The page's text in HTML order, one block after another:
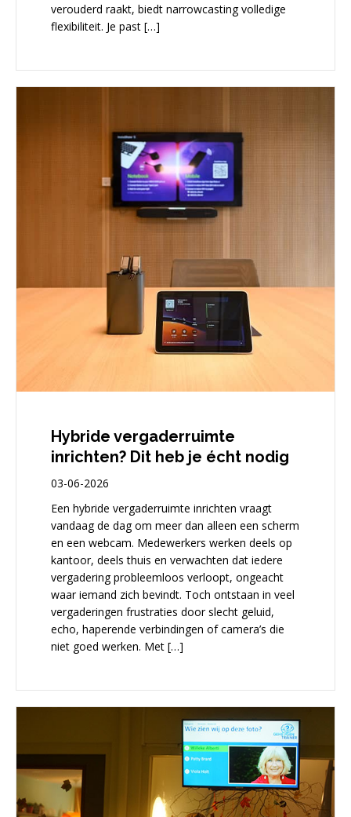
verouderd raakt, biedt narrowcasting volledige
flexibiliteit. Je past […]
Hybride vergaderruimte
inrichten? Dit heb je écht nodig
03-06-2026
Een hybride vergaderruimte inrichten vraagt
vandaag de dag om meer dan alleen een scherm
en een webcam. Medewerkers werken deels op
kantoor, deels thuis en verwachten dat iedere
vergadering probleemloos verloopt, ongeacht
waar iemand zich bevindt. Toch ontstaan in veel
vergaderingen frustraties door slecht geluid,
echo, haperende verbindingen of camera’s die
niet goed werken. Met […]